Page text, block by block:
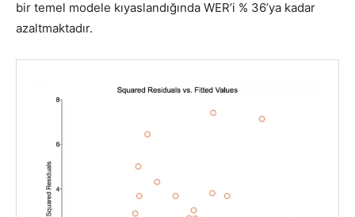
bir temel modele kıyaslandığında WER’i % 36’ya kadar
azaltmaktadır.